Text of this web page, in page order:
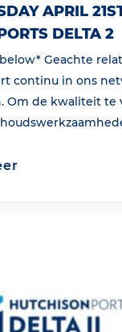
APRIL
DELTA 2
Geachte
continu in ons
Om de kwaliteit te